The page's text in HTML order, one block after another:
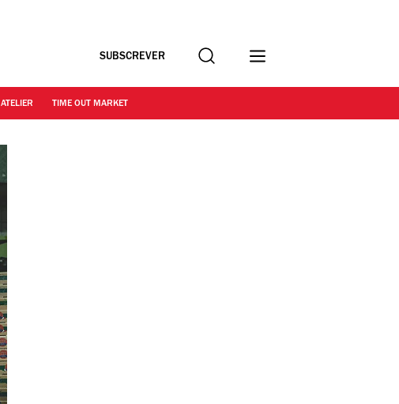
SUBSCREVER Procurar
ATELIER TIME OUT MARKET